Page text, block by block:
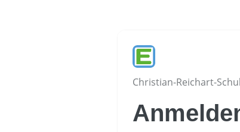
Christian-Reichart-